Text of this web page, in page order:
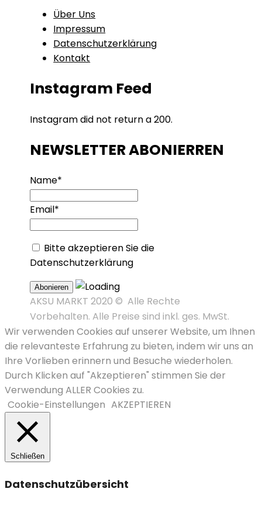
Über Uns
Impressum
Datenschutzerklärung
Kontakt
Instagram Feed
Instagram did not return a 200.
NEWSLETTER ABONIERREN
Name*
Email*
Bitte akzeptieren Sie die
Datenschutzerklärung
AKSU MARKT 2020 © Alle Rechte
Vorbehalten. Alle Preise sind inkl. ges. MwSt.
Wir verwenden Cookies auf unserer Website, um Ihnen
die relevanteste Erfahrung zu bieten, indem wir uns an
Ihre Vorlieben erinnern und Besuche wiederholen.
Durch Klicken auf "Akzeptieren" stimmen Sie der
Verwendung ALLER Cookies zu.
Cookie-Einstellungen AKZEPTIEREN
Schließen
Datenschutzübersicht